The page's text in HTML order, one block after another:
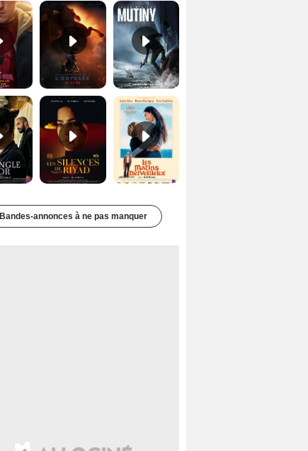
Les Silences de Riyad Bande-annonce VO STFR Les Matins merveilleux Bande-annonce VF
Bandes-annonces à ne pas manquer